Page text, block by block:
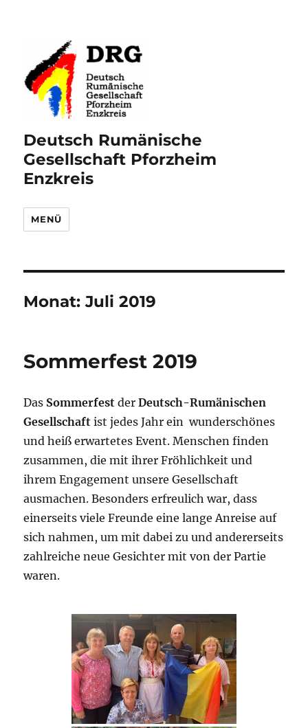
Deutsch Rumänische
Gesellschaft Pforzheim
Enzkreis
MENÜ
Monat:Juli 2019
Sommerfest 2019
Das Sommerfest der Deutsch-Rumänischen
Gesellschaft ist jedes Jahr ein wunderschönes
und heiß erwartetes Event. Menschen finden
zusammen, die mit ihrer Fröhlichkeit und
ihrem Engagement unsere Gesellschaft
ausmachen. Besonders erfreulich war, dass
einerseits viele Freunde eine lange Anreise auf
sich nahmen, um mit dabei zu und andererseits
zahlreiche neue Gesichter mit von der Partie
waren.